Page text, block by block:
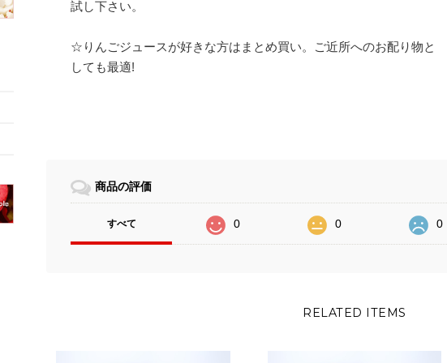
試し下さい。
☆りんごジュースが好きな方はまとめ買い。ご近所へのお配り物と
しても最適!
商品の評価
すべて 0 0 0
RELATED ITEMS